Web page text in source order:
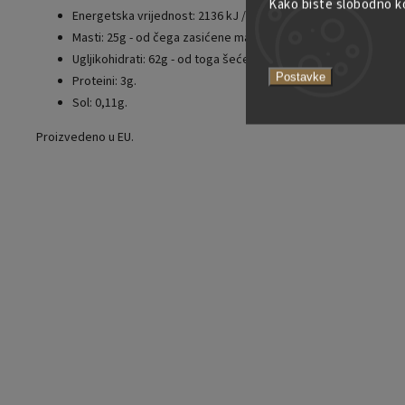
Kako biste slobodno
Postavke
Energetska vrijednost: 2136 kJ / 506 kcal.
Masti: 25g - od čega zasićene masne kiseline 16g.
Ugljikohidrati: 62g - od toga šećeri: 60g.
Proteini: 3g.
Sol: 0,11g.
Proizvedeno u EU.